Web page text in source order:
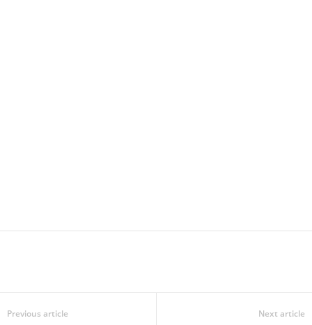
Previous article Next article